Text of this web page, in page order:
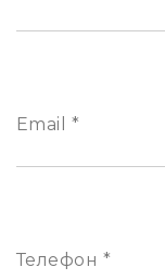
Email *
Телефон *